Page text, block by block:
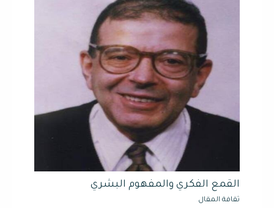
القمع الفكري والمفهوم البشري
ثقافة المقال